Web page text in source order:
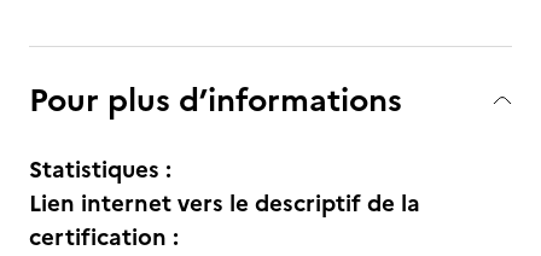
Pour plus d’informations
Statistiques :
Lien internet vers le descriptif de la
certification :